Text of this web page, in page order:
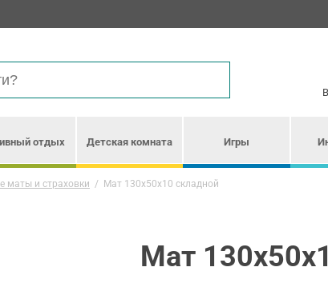
отдых Детская комната Игры
маты и страховки / Мат 130х50х10 складной
Мат